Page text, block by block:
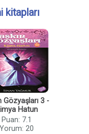
kitapları
Gözyaşları 3 -
Hatun
Puan: 7.1
Yorum: 20